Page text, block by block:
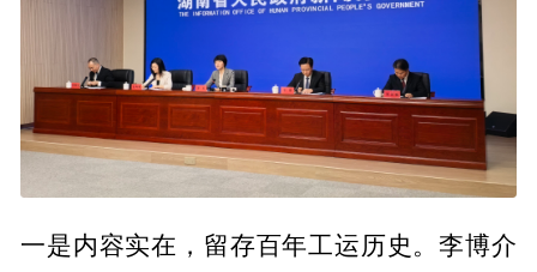
一是内容实在，留存百年工运历史。李博介